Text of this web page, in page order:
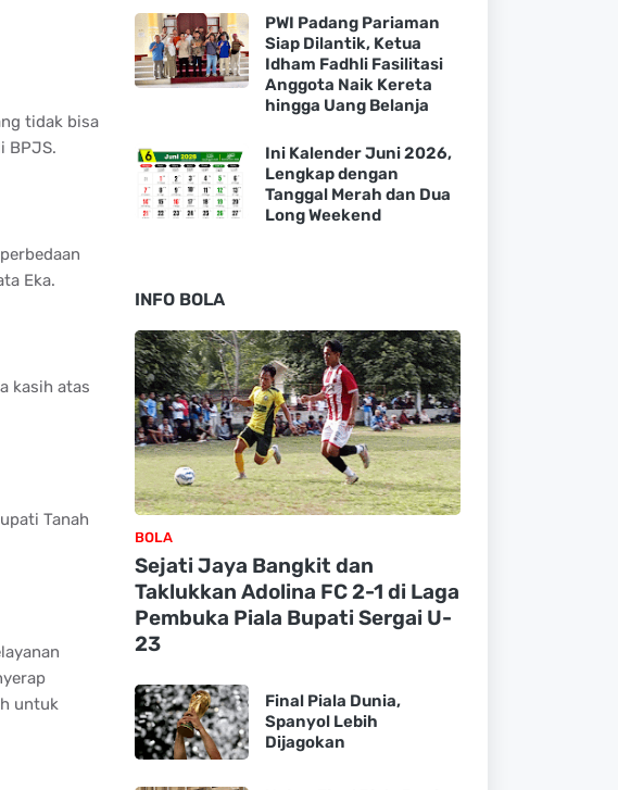
tidak bisa
BPJS.
Eka.
kasih atas
Tanah
untuk
PWI Padang Pariaman
Siap Dilantik, Ketua
Idham Fadhli Fasilitasi
Anggota Naik Kereta
hingga Uang Belanja
Ini Kalender Juni 2026,
Lengkap dengan
Tanggal Merah dan Dua
Long Weekend
INFO BOLA
BOLA
Sejati Jaya Bangkit dan
Taklukkan Adolina FC 2-1 di Laga
Pembuka Piala Bupati Sergai U-
23
Final Piala Dunia,
Spanyol Lebih
Dijagokan